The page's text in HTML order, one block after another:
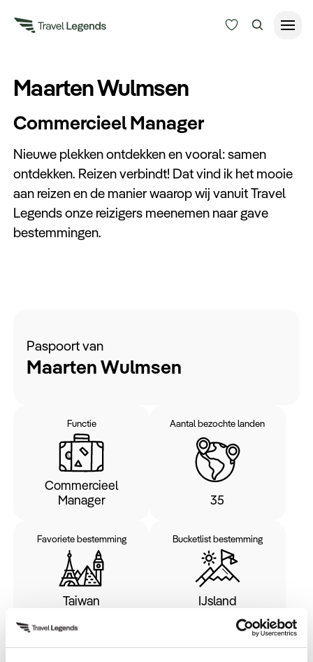
Type reizen
Bedrijfsreizen
Budget
Zoeken
Maarten Wulmsen
Commercieel Manager
Nieuwe plekken ontdekken en vooral: samen
ontdekken. Reizen verbindt! Dat vind ik het mooie
aan reizen en de manier waarop wij vanuit Travel
Legends onze reizigers meenemen naar gave
bestemmingen.
Paspoort van
Maarten Wulmsen
Functie
Commercieel
Manager
Aantal bezochte landen
35
Favoriete bestemming
Taiwan
Bucketlist bestemming
IJsland